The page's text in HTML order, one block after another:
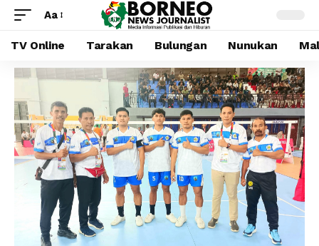
Aa
TV Online Tarakan Bulungan Nunukan